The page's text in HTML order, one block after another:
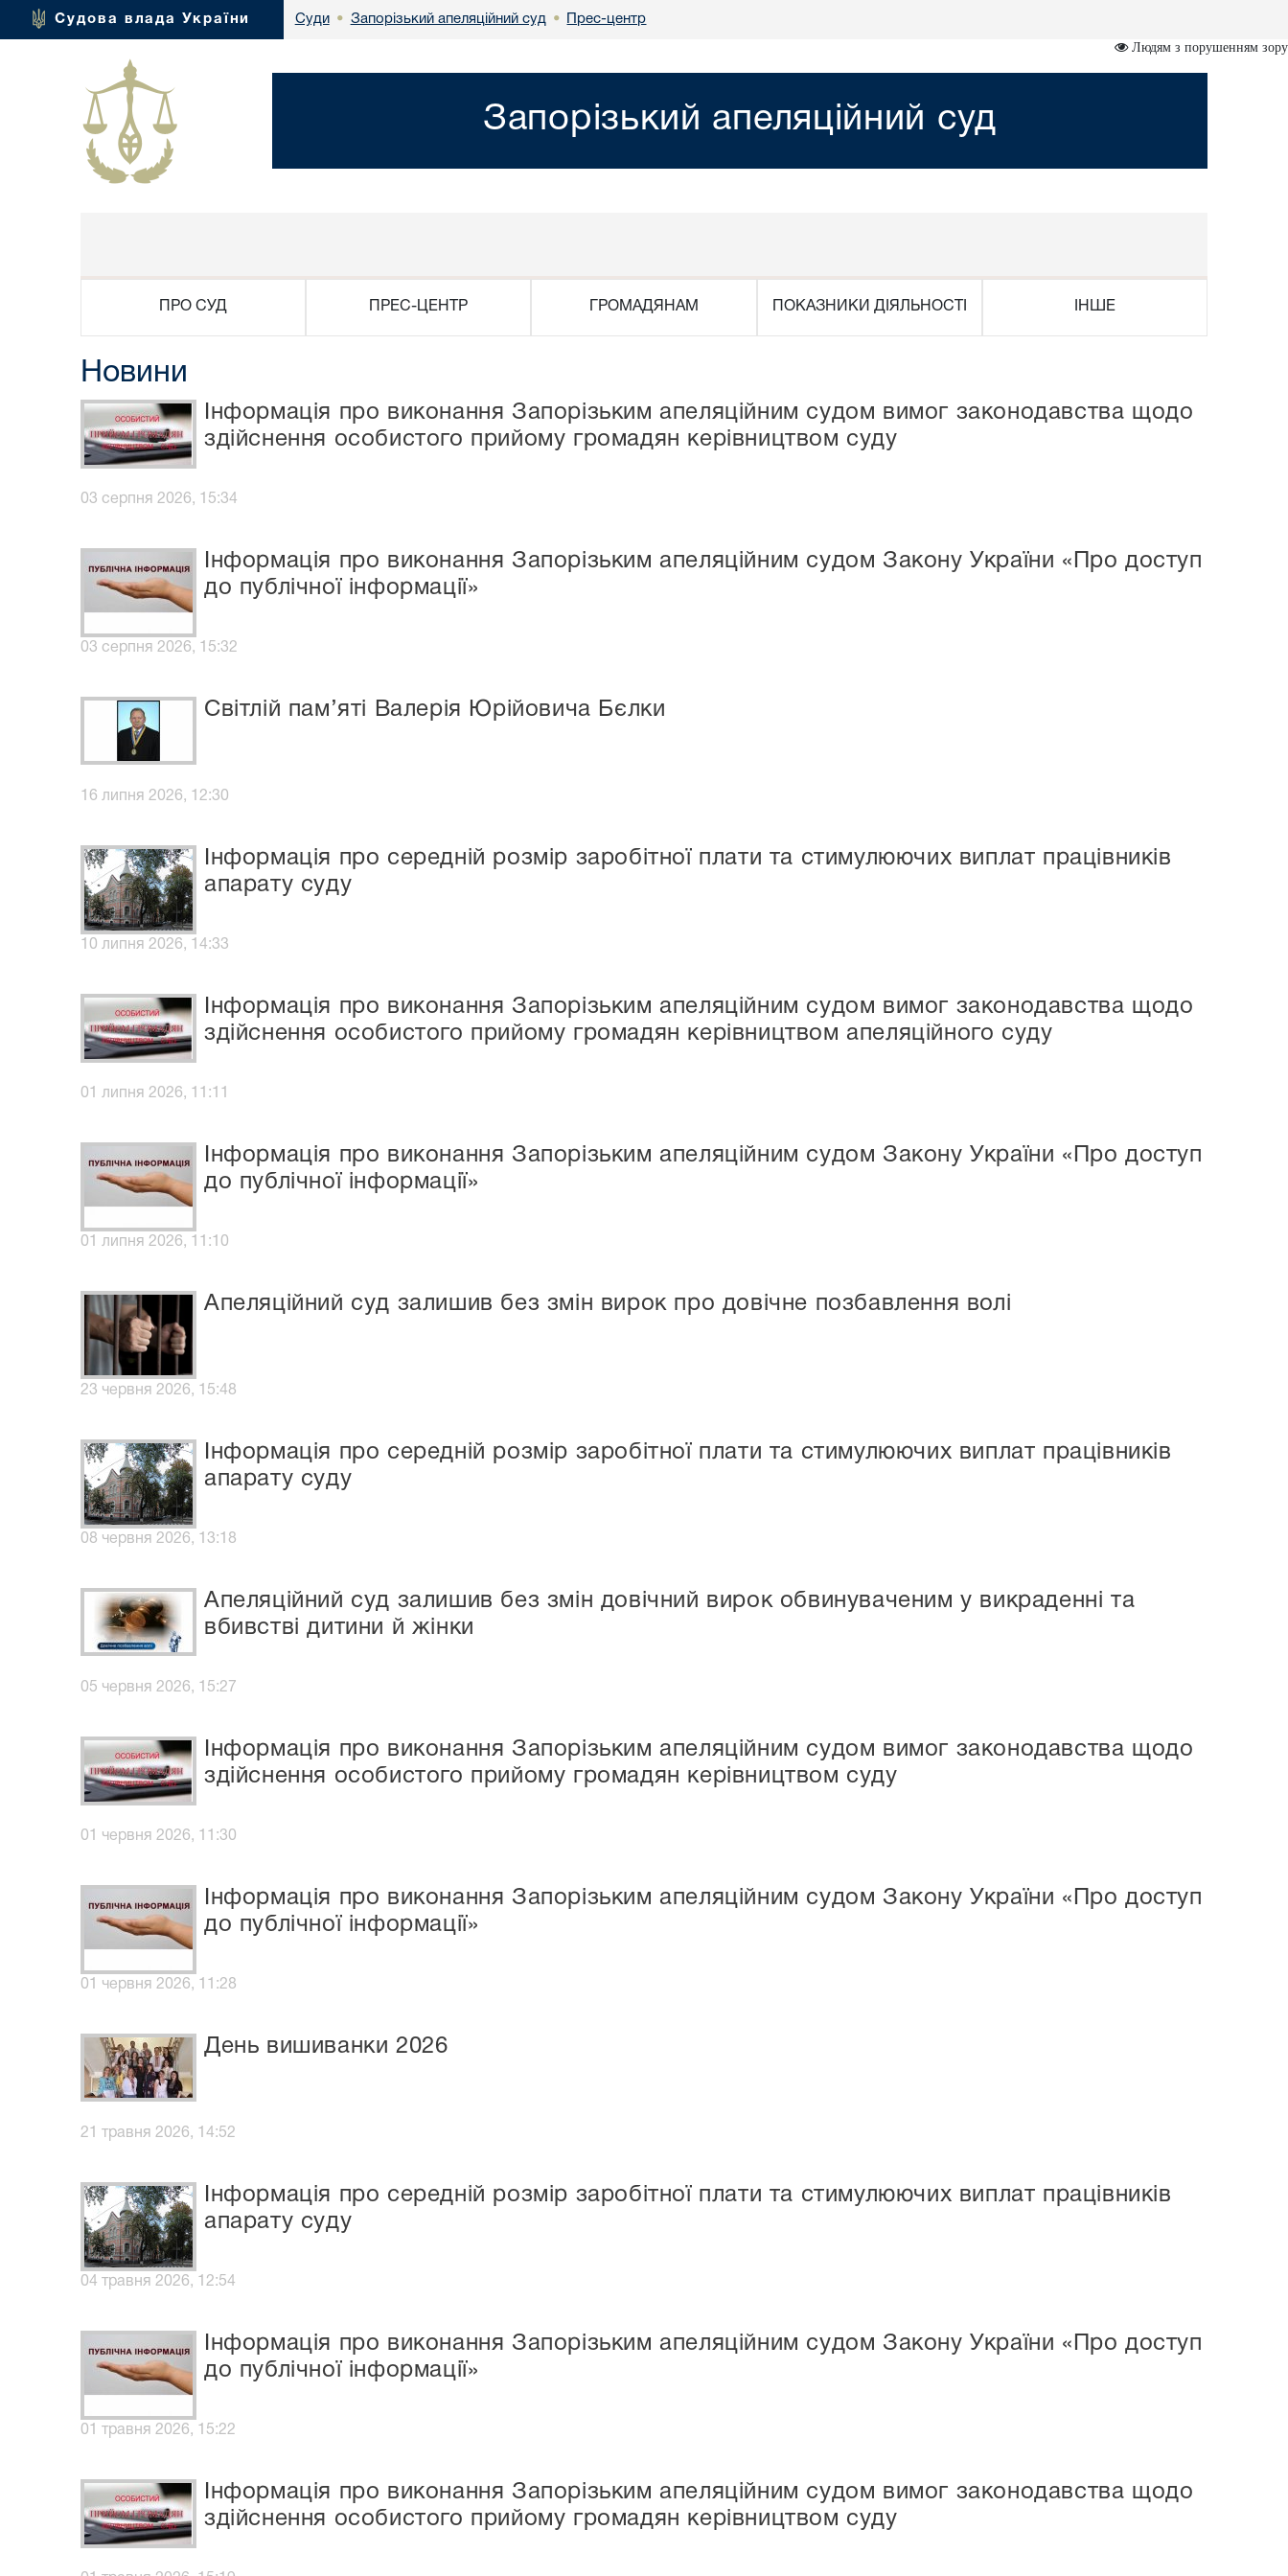
Судова влада України Суди • Запорізький апеляційний суд • Прес-центр
Людям з порушенням зору
Запорізький апеляційний суд
ПРО СУД ПРЕС-ЦЕНТР ГРОМАДЯНАМ ПОКАЗНИКИ ДІЯЛЬНОСТІ ІНШЕ
Новини
Інформація про виконання Запорізьким апеляційним судом вимог законодавства щодо
здійснення особистого прийому громадян керівництвом суду
03 серпня 2026, 15:34
Інформація про виконання Запорізьким апеляційним судом Закону України «Про доступ
до публічної інформації»
03 серпня 2026, 15:32
Світлій пам’яті Валерія Юрійовича Бєлки
16 липня 2026, 12:30
Інформація про середній розмір заробітної плати та стимулюючих виплат працівників
апарату суду
10 липня 2026, 14:33
Інформація про виконання Запорізьким апеляційним судом вимог законодавства щодо
здійснення особистого прийому громадян керівництвом апеляційного суду
01 липня 2026, 11:11
Інформація про виконання Запорізьким апеляційним судом Закону України «Про доступ
до публічної інформації»
01 липня 2026, 11:10
Апеляційний суд залишив без змін вирок про довічне позбавлення волі
23 червня 2026, 15:48
Інформація про середній розмір заробітної плати та стимулюючих виплат працівників
апарату суду
08 червня 2026, 13:18
Апеляційний суд залишив без змін довічний вирок обвинуваченим у викраденні та
вбивстві дитини й жінки
05 червня 2026, 15:27
Інформація про виконання Запорізьким апеляційним судом вимог законодавства щодо
здійснення особистого прийому громадян керівництвом суду
01 червня 2026, 11:30
Інформація про виконання Запорізьким апеляційним судом Закону України «Про доступ
до публічної інформації»
01 червня 2026, 11:28
День вишиванки 2026
21 травня 2026, 14:52
Інформація про середній розмір заробітної плати та стимулюючих виплат працівників
апарату суду
04 травня 2026, 12:54
Інформація про виконання Запорізьким апеляційним судом Закону України «Про доступ
до публічної інформації»
01 травня 2026, 15:22
Інформація про виконання Запорізьким апеляційним судом вимог законодавства щодо
здійснення особистого прийому громадян керівництвом суду